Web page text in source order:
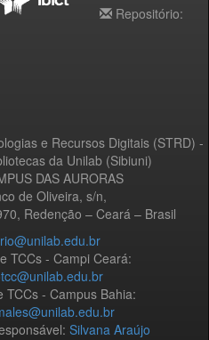
e Recursos Digitais (STRD) -
da Unilab (Sibiuni)
DAS AURORAS
de Oliveira, s/n,
Redenção – Ceará – Brasil
Repositório:
TCCs - Campi Ceará:
- Campus Bahia:
Silvana Araújo